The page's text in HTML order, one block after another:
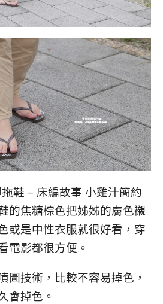
鞋 – 床編故事 小雞汁簡約
的焦糖棕色把姊姊的膚色襯
或是中性衣服就很好看，穿
電影都很方便。
圖技術，比較不容易掉色，
會掉色。